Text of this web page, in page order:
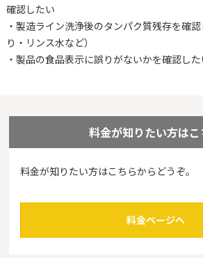
確認したい
・製造ライン洗浄後のタンパク質残存を確
り・リンス水など）
・製品の食品表示に誤りがないかを確認した
料金が知りたい方はこ
料金が知りたい方はこちらからどうぞ。
料金ページへ